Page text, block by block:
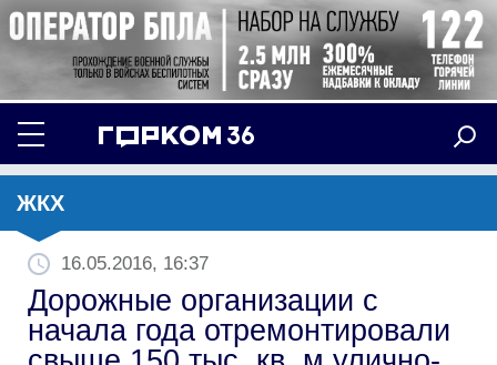
ЖКХ
16.05.2016, 16:37
Дорожные организации с
начала года отремонтировали